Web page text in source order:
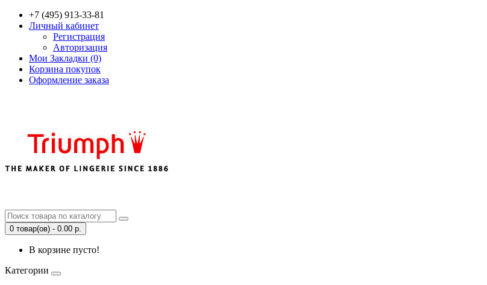
+7 (495) 913-33-81
Личный кабинет
Регистрация
Авторизация
Мои Закладки (0)
Корзина покупок
Оформление заказа
0 товар(ов) - 0.00 р.
В корзине пусто!
Категории